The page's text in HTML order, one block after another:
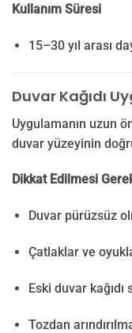
Kullanım Süresi
15–30 yıl arası
Duvar Kağıdı
Uygulamanın uzun
duvar yüzeyinin
Dikkat Edilmesi
Duvar pürüzsüz
Çatlaklar ve
Eski duvar kağıdı
Tozdan